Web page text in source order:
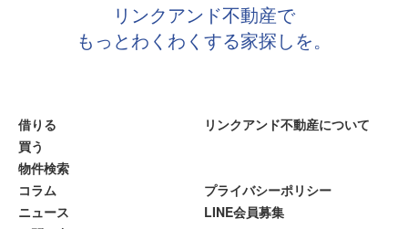
リンクアンド不動産で
もっとわくわくする家探しを。
借りる
買う
物件検索
リンクアンド不動産について
コラム
ニュース
プライバシーポリシー
LINE会員募集